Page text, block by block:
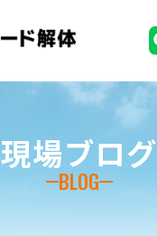
現場ブログ
BLOG